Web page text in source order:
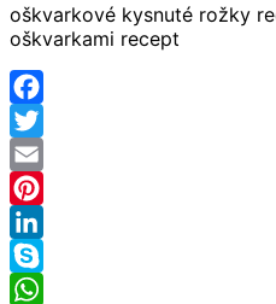
oškvarkové kysnuté rožky
oškvarkami recept
Facebook
Twitter
Email
Pinterest
LinkedIn
Skype